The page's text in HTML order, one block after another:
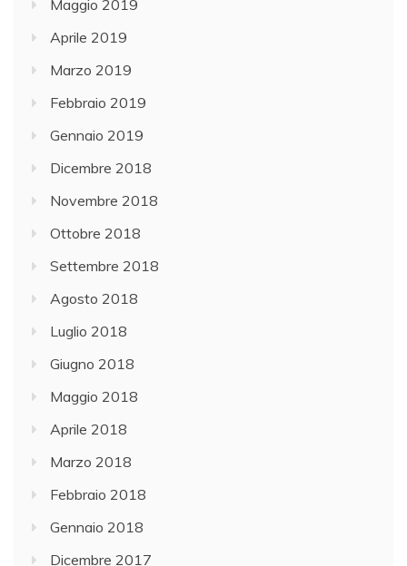
Maggio 2019
Aprile 2019
Marzo 2019
Febbraio 2019
Gennaio 2019
Dicembre 2018
Novembre 2018
Ottobre 2018
Settembre 2018
Agosto 2018
Luglio 2018
Giugno 2018
Maggio 2018
Aprile 2018
Marzo 2018
Febbraio 2018
Gennaio 2018
Dicembre 2017